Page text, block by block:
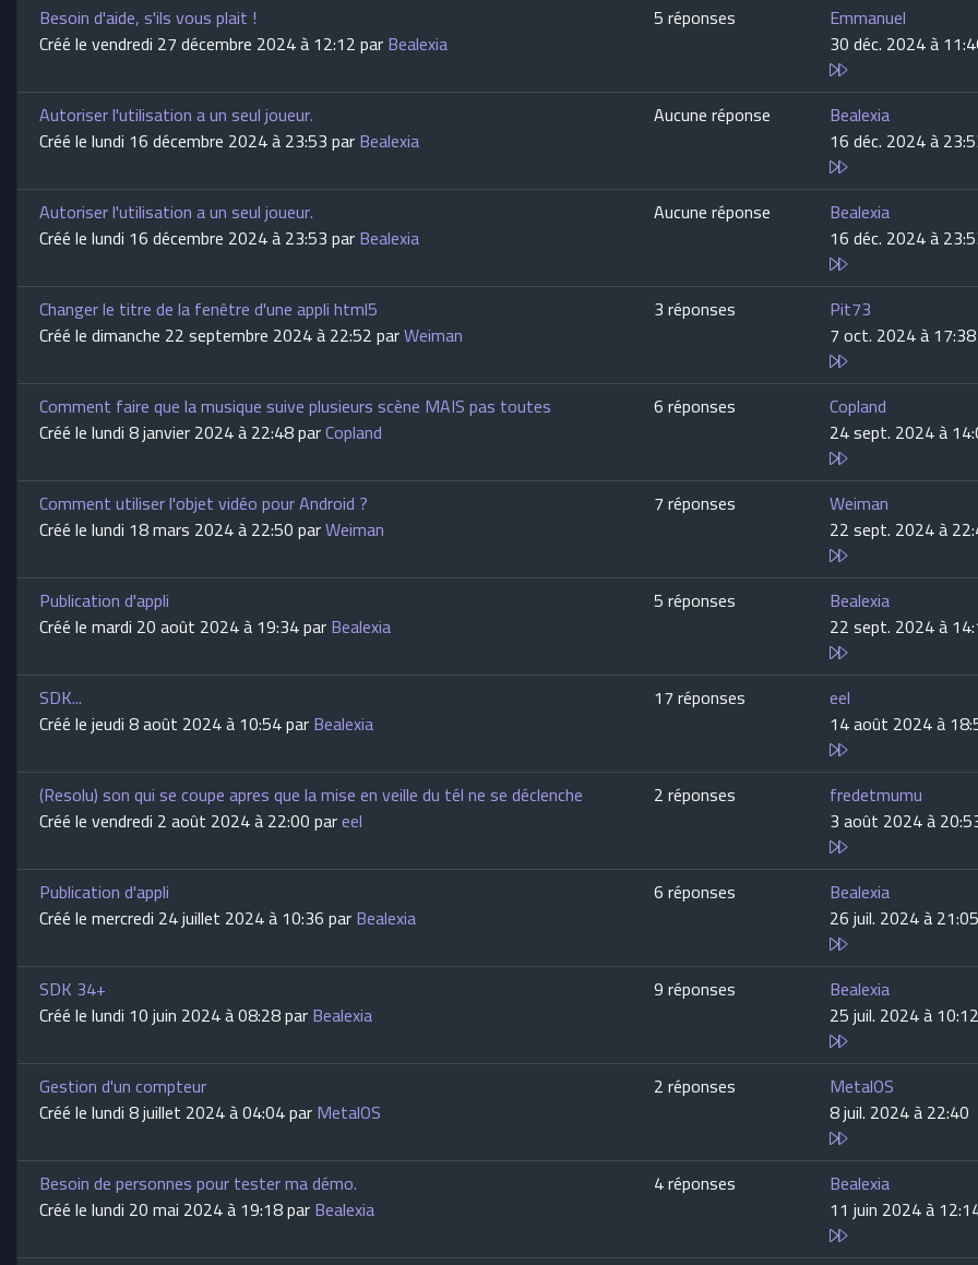
Besoin d'aide, s'ils vous plait !
Créé le vendredi 27 décembre 2024 à 12:12 parBealexia
5 réponses
Emmanuel
30 déc. 2024 à
Autoriser l'utilisation a un seul joueur.
Créé le lundi 16 décembre 2024 à 23:53 parBealexia
Aucune réponse
Bealexia
16 déc. 2024 à
Autoriser l'utilisation a un seul joueur.
Créé le lundi 16 décembre 2024 à 23:53 parBealexia
Aucune réponse
Bealexia
16 déc. 2024 à
Changer le titre de la fenêtre d'une appli html5
Créé le dimanche 22 septembre 2024 à 22:52 parWeiman
3 réponses
Pit73
7 oct. 2024 à 17:38
Comment faire que la musique suive plusieurs scène MAIS pas toutes
Créé le lundi 8 janvier 2024 à 22:48 parCopland
6 réponses
Copland
24 sept. 2024 à
Comment utiliser l'objet vidéo pour Android ?
Créé le lundi 18 mars 2024 à 22:50 parWeiman
7 réponses
Weiman
22 sept. 2024 à
Publication d'appli
Créé le mardi 20 août 2024 à 19:34 parBealexia
5 réponses
Bealexia
22 sept. 2024 à
SDK...
Créé le jeudi 8 août 2024 à 10:54 parBealexia
17 réponses
eel
14 août 2024 à
(Resolu) son qui se coupe apres que la mise en veille du tél ne se déclenche
Créé le vendredi 2 août 2024 à 22:00 pareel
2 réponses
fredetmumu
3 août 2024 à
Publication d'appli
Créé le mercredi 24 juillet 2024 à 10:36 parBealexia
6 réponses
Bealexia
26 juil. 2024 à 21:05
SDK 34+
Créé le lundi 10 juin 2024 à 08:28 parBealexia
9 réponses
Bealexia
25 juil. 2024 à 10:12
Gestion d'un compteur
Créé le lundi 8 juillet 2024 à 04:04 parMetalOS
2 réponses
MetalOS
8 juil. 2024 à 22:40
Besoin de personnes pour tester ma démo.
Créé le lundi 20 mai 2024 à 19:18 parBealexia
4 réponses
Bealexia
11 juin 2024 à